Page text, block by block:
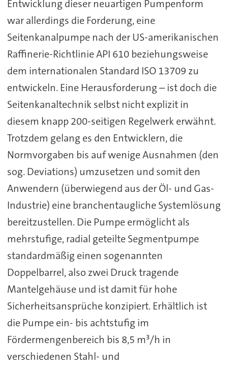
Entwicklung dieser neuartigen Pumpenform
war allerdings die Forderung, eine
Seitenkanalpumpe nach der US-amerikanischen
Raffinerie-Richtlinie API 610 beziehungsweise
dem internationalen Standard ISO 13709 zu
entwickeln. Eine Herausforderung – ist doch die
Seitenkanaltechnik selbst nicht explizit in
diesem knapp 200-seitigen Regelwerk erwähnt.
Trotzdem gelang es den Entwicklern, die
Normvorgaben bis auf wenige Ausnahmen (den
sog. Deviations) umzusetzen und somit den
Anwendern (überwiegend aus der Öl- und Gas-
Industrie) eine branchentaugliche Systemlösung
bereitzustellen. Die Pumpe ermöglicht als
mehrstufige, radial geteilte Segmentpumpe
standardmäßig einen sogenannten
Doppelbarrel, also zwei Druck tragende
Mantelgehäuse und ist damit für hohe
Sicherheitsansprüche konzipiert. Erhältlich ist
die Pumpe ein- bis achtstufig im
Fördermengenbereich bis 8,5 m³/h in
verschiedenen Stahl- und